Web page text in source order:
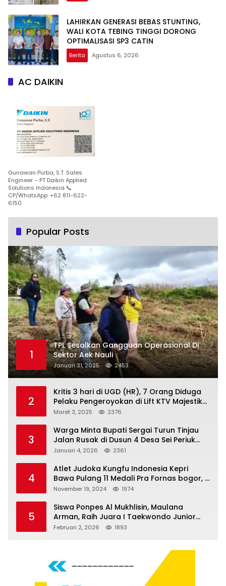
LAHIRKAN GENERASI BEBAS STUNTING,
WALI KOTA TEBING TINGGI DORONG
OPTIMALISASI SP3 CATIN
Berita Agustus 6, 2026
AC DAIKIN
Gunawan Purba, S.T. Sales
Engineer – PT Daikin Applied
Solutions Indonesia 📞
CP/WhatsApp: +62 811-622-
6150
Popular Posts
1
TPL Sesalkan Gangguan Operasional Di
Sektor Aek Nauli
Januari 31, 2025 2453
2
Kritis 3 hari di UGD (HR), 7 Orang Diduga
Pelaku Pengeroyokan di Lift KTV Majestik
Melenggang Bebas, Kantor Hukum JAP
Tanjungpinang
Maret 3, 2025 2376
3
Warga Minta Bupati Sergai Turun Tinjau
Jalan Rusak di Dusun 4 Desa Sei Periuk
Serdang Bedagai
Januari 4, 2026 2361
4
Atlet Judoka Kungfu Indonesia Kepri
Bawa Pulang 11 Medali Pra Fornas bogor, 3
Emas dan 8 Perunggu.
November 19, 2024 1974
5
Siswa Ponpes Al Mukhlisin, Maulana
Arman, Raih Juara I Taekwondo Junior
Putra di Riau National Championship 2026
Februari 2, 2026 1893